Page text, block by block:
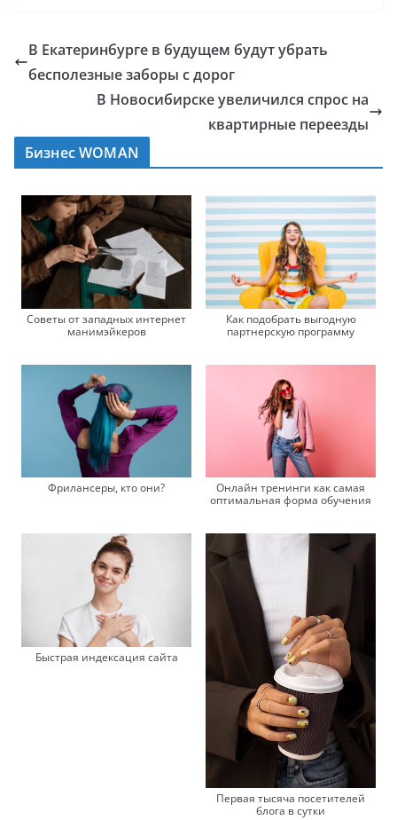
В Екатеринбурге в будущем будут убрать
бесполезные заборы с дорог
В Новосибирске увеличился спрос на
квартирные переезды
Бизнес WOMAN
Советы от западных интернет
манимэйкеров
Как подобрать выгодную
партнерскую программу
Фрилансеры, кто они?
Онлайн тренинги как самая
оптимальная форма обучения
Быстрая индексация сайта
Первая тысяча посетителей
блога в сутки